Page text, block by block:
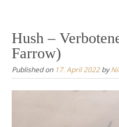
content
Hush –
Farrow)
Published on 17. April 2022by